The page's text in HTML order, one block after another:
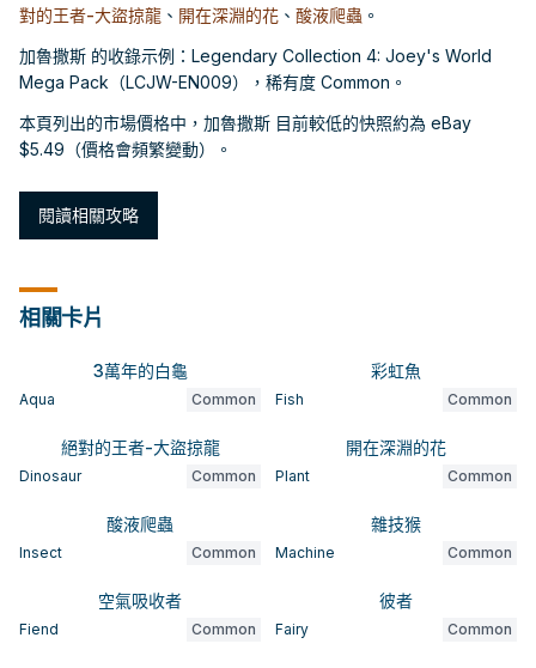
對的王者-大盜掠龍 、 開在深淵的花 、 酸液爬蟲 。
加魯撒斯 的收錄示例：Legendary Collection 4: Joey's World
Mega Pack（LCJW-EN009），稀有度 Common。
本頁列出的市場價格中，加魯撒斯 目前較低的快照約為 eBay
$5.49（價格會頻繁變動）。
閱讀相關攻略
相關卡片
3萬年的白龜
Aqua Common
彩虹魚
Fish Common
絕對的王者-大盜掠龍
Dinosaur Common
開在深淵的花
Plant Common
酸液爬蟲
Insect Common
雜技猴
Machine Common
空氣吸收者
Fiend Common
彼者
Fairy Common